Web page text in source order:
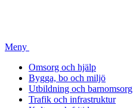
Meny
Omsorg och hjälp
Bygga, bo och miljö
Utbildning och barnomsorg
Trafik och infrastruktur